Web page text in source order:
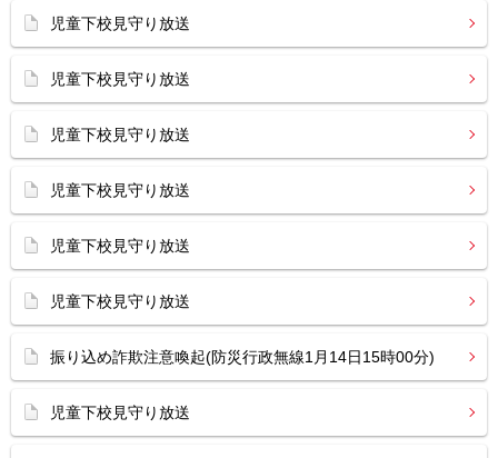
児童下校見守り放送
児童下校見守り放送
児童下校見守り放送
児童下校見守り放送
児童下校見守り放送
児童下校見守り放送
振り込め詐欺注意喚起(防災行政無線1月14日15時00分)
児童下校見守り放送